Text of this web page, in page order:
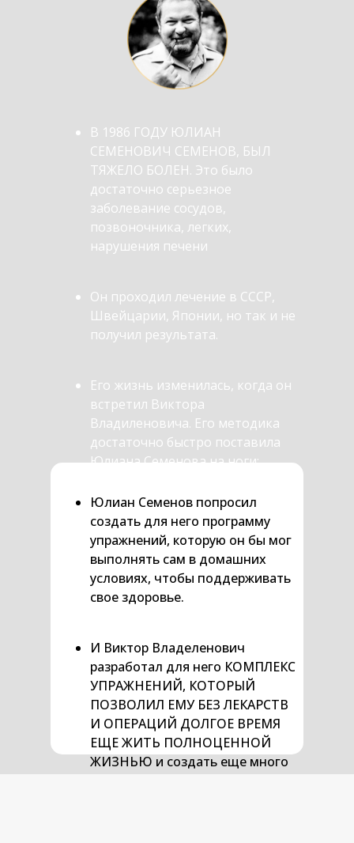
В 1986 ГОДУ ЮЛИАН
СЕМЕНОВИЧ СЕМЕНОВ, БЫЛ
ТЯЖЕЛО БОЛЕН. Это было
достаточно серьезное
заболевание сосудов,
позвоночника, легких,
нарушения печени
Он проходил лечение в СССР,
Швейцарии, Японии, но так и не
получил результата.
Его жизнь изменилась, когда он
встретил Виктора
Владиленовича. Его методика
достаточно быстро поставила
Юлиана Семенова на ноги:
восстанавливаться.
Юлиан Семенов попросил
создать для него программу
упражнений, которую он бы мог
выполнять сам в домашних
условиях, чтобы поддерживать
свое здоровье.
И Виктор Владеленович
разработал для него КОМПЛЕКС
УПРАЖНЕНИЙ, КОТОРЫЙ
ПОЗВОЛИЛ ЕМУ БЕЗ ЛЕКАРСТВ
И ОПЕРАЦИЙ ДОЛГОЕ ВРЕМЯ
ЕЩЕ ЖИТЬ ПОЛНОЦЕННОЙ
ЖИЗНЬЮ и создать еще много